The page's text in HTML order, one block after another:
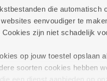
die automatisch
eenvoudiger te
zijn niet schadelijk
op jouw toestel
soorten cookies hebben
een dienst aanbieden op